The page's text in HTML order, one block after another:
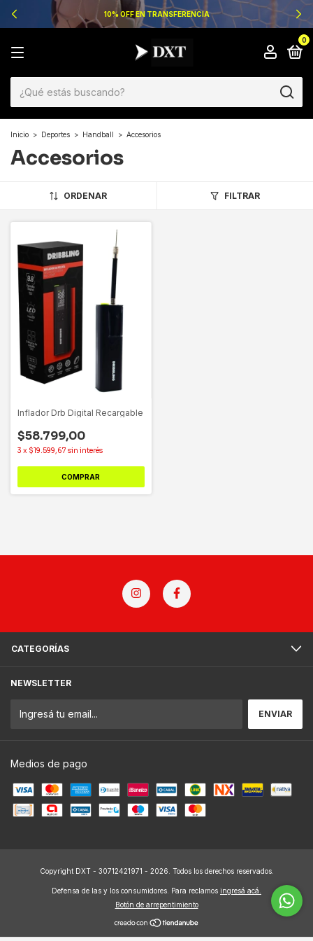
10% OFF EN TRANSFERENCIA
0
Inicio > Deportes > Handball > Accesorios
Accesorios
ORDENAR FILTRAR
Inflador Drb Digital Recargable
$58.799,00
3 x $19.599,67 sin interés
CATEGORÍAS
NEWSLETTER
Medios de pago
Copyright DXT - 30712421971 - 2026. Todos los derechos reservados.
Defensa de las y los consumidores. Para reclamos ingresá acá.
Botón de arrepentimiento